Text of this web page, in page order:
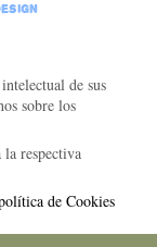
de sus
sobre los
la respectiva
de Cookies